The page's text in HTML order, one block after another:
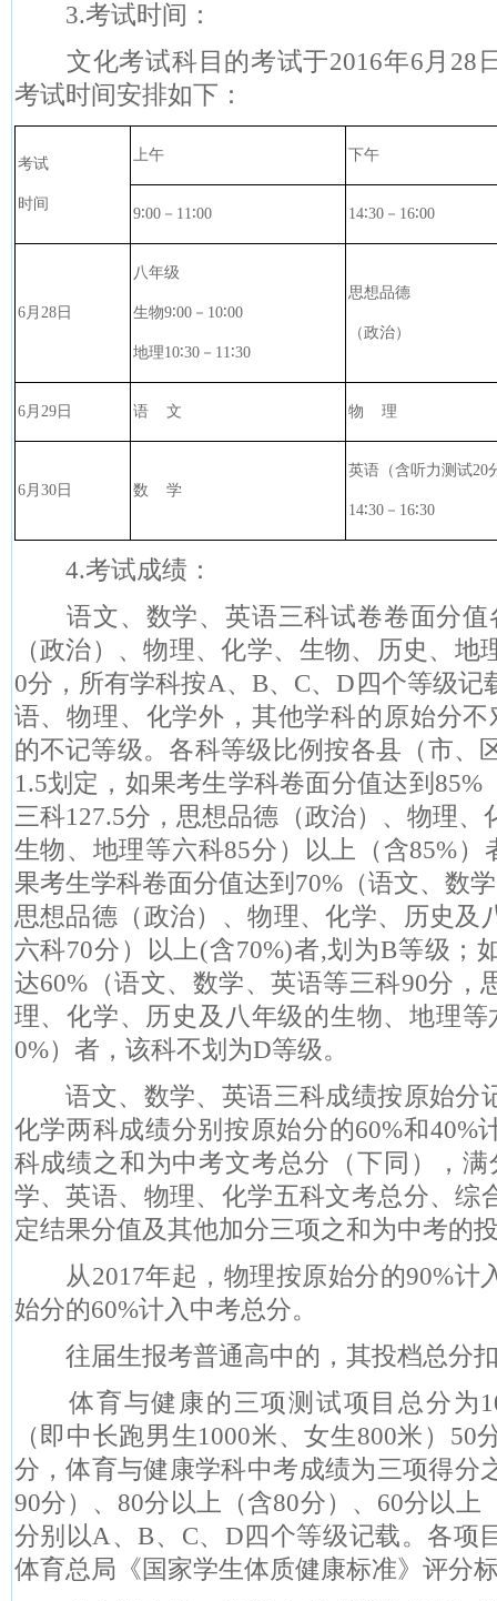
3.考试时间：
文化考试科目的考试于2016年6 月 28
考试时间安排如下：
考试
时间
上午 下午
9∶00－ 11∶00 14∶30－ 16∶00
6月 28日
八年级
生物9∶00－ 10∶00
地理10∶30－ 11∶30
思想品德
（政治）
6月 29日 语 文 物 理
6月 30日 数 学
英语（含听力测试20
14∶30－ 16∶30
4.考试成绩：
语文、数学、英语三科试卷卷面分值
（政治）、物理、化学、生物、历史、地
0分，所有学科按A、 B、 C、D 四个等级记
语、物理、化学外，其他学科的原始分
的不记等级。各科等级比例按各县（市、
1.5划定，如果考生学科卷面分值达到 85%
三科127.5分，思想品德（政治）、物理、
生物、地理等六科85分）以上（含85%）
果考生学科卷面分值达到 70%（语文、数
思想品德（政治）、物理、化学、历史及
六科70分）以上(含70%)者,划为B等级；
达60% （语文、数学、英语等三科90分，
理、化学、历史及八年级的生物、地理等
0%）者，该科不划为D等级。
语文、数学、英语三科成绩按原始分
化学两科成绩分别按原始分的60%和40%
科成绩之和为中考文考总分（下 同 ），满
学、英语、物理、化学五科文考总分、综
定结果分值及其他加分三项之和为中考的
从2017年起，物理按原始分的90%计
始分的60%计入中考总分。
往届生报考普通高中的，其投档总分
体育与健康的三项测试项目总分为
（即中长跑男生1000米、女生800米） 50
分，体育与健康学科中考成绩为三项得分
90分）、 80分以上（含80分）、 60分以上
分别以A、B、 C、 D 四个等级记载。各项
体育总局《国家学生体质健康标准》评分